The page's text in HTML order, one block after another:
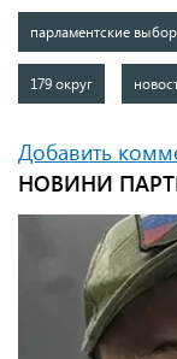
парламентские
179 округ
Добавить